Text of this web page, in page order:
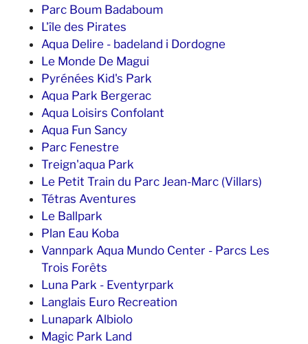
Parc Boum Badaboum
L'île des Pirates
Aqua Delire - badeland i Dordogne
Le Monde De Magui
Pyrénées Kid's Park
Aqua Park Bergerac
Aqua Loisirs Confolant
Aqua Fun Sancy
Parc Fenestre
Treign'aqua Park
Le Petit Train du Parc Jean-Marc (Villars)
Tétras Aventures
Le Ballpark
Plan Eau Koba
Vannpark Aqua Mundo Center - Parcs Les
Trois Forêts
Luna Park - Eventyrpark
Langlais Euro Recreation
Lunapark Albiolo
Magic Park Land